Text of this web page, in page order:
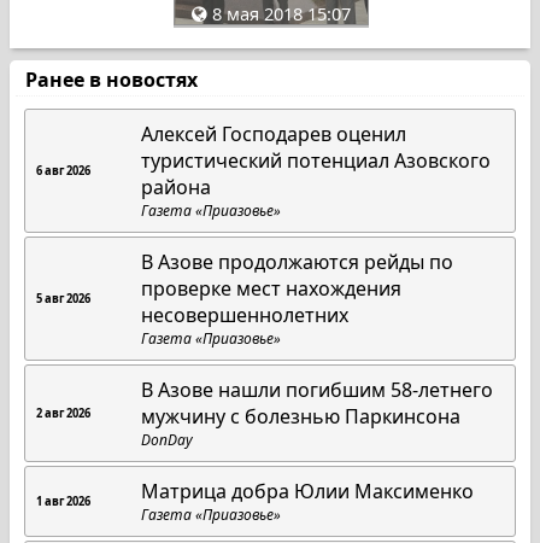
8 мая 2018 15:07
Ранее в новостях
6 авг 2026
Алексей Господарев оценил
туристический потенциал Азовского
района
Газета «Приазовье»
5 авг 2026
В Азове продолжаются рейды по
проверке мест нахождения
несовершеннолетних
Газета «Приазовье»
2 авг 2026
В Азове нашли погибшим 58-летнего
мужчину с болезнью Паркинсона
DonDay
1 авг 2026 Матрица добра Юлии Максименко
Газета «Приазовье»